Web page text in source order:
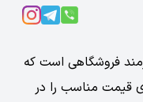
فروشگاهی است که
قیمت مناسب را در